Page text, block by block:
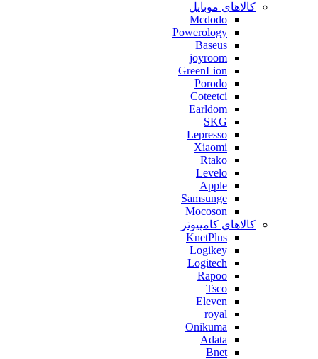
کالاهای موبایل
Mcdodo
Powerology
Baseus
joyroom
GreenLion
Porodo
Coteetci
Earldom
SKG
Lepresso
Xiaomi
Rtako
Levelo
Apple
Samsunge
Mocoson
کالاهای کامپیوتر
KnetPlus
Logikey
Logitech
Rapoo
Tsco
Eleven
royal
Onikuma
Adata
Bnet